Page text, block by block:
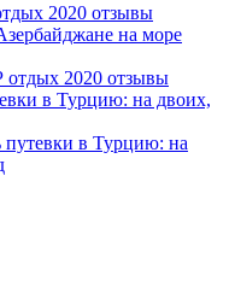
2020 отзывы
на море
2020 отзывы
в Турцию: на двоих,
путевки в Турцию: на